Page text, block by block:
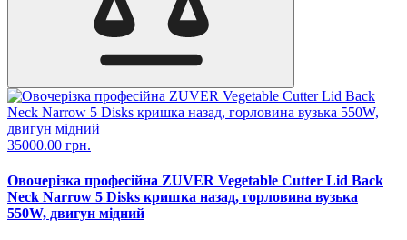
35000.00 грн.
Овочерізка професійна ZUVER Vegetable Cutter Lid Back
Neck Narrow 5 Disks кришка назад, горловина вузька
550W, двигун мідний